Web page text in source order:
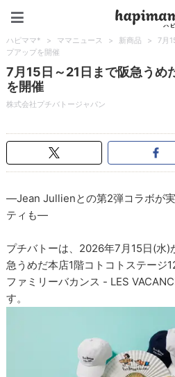
ハピママ* > ママニュース > 新商品 >
7月
プアップを開催
7月15日～21日まで阪急うめ
を開催
株式会社プチバトージャパン
―Jean Jullienとの第2弾コラボが
ティも―
プチバトーは、2026年7月15日(水)
急うめだ本店1階コトコトステージ
ファミリーバカンス - LES
す。